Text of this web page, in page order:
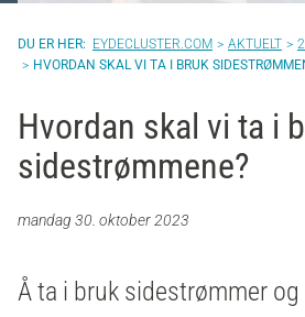
EYDECLUSTER.COM AKTUELT
HVORDAN SKAL VI TA I BRUK
Hvordan skal vi ta i
sidestrømmene?
mandag 30. oktober 2023
Å ta i bruk sidestrømmer og